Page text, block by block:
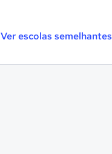
Ver escolas semelhantes